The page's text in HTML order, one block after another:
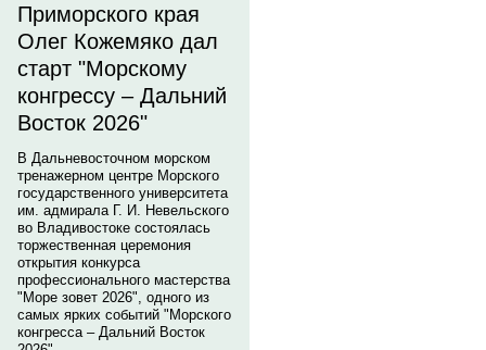
Приморского края
Олег Кожемяко дал
старт "Морскому
конгрессу – Дальний
Восток 2026"
В Дальневосточном морском
тренажерном центре Морского
государственного университета
им. адмирала Г. И. Невельского
во Владивостоке состоялась
торжественная церемония
открытия конкурса
профессионального мастерства
"Море зовет 2026", одного из
самых ярких событий "Морского
конгресса – Дальний Восток